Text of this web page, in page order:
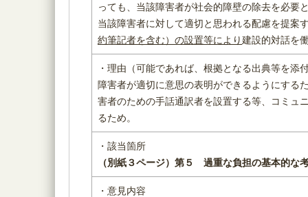
っても、当該障害者が社会的障壁の除去を必要
当該障害者に対して適切と思われる配慮を提案
約筆記者を含む）の設置等により建設的対話を
・理由（可能であれば、根拠となる出典等を添
障害者が適切に意思の表明ができるようにする
害者のための手話通訳者を設置する等、コミュ
るため。
・該当箇所
（別紙３ページ） 第５ 過重な負担の基本的な
・意見内容